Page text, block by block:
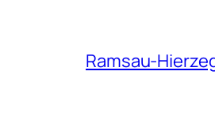
Ramsau-